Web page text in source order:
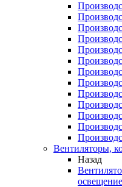
Вентиляторы,
Назад
освещение